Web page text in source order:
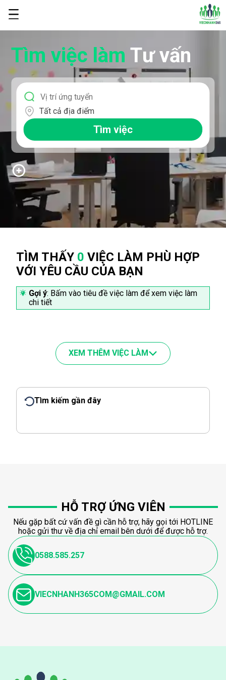
Tìm việc làmTư vấn
Tất cả địa điểm
Tìm việc
TÌM THẤY 0 VIỆC LÀM PHÙ HỢP
VỚI YÊU CẦU CỦA BẠN
Gợi ý: Bấm vào tiêu đề việc làm để xem việc làm
chi tiết
XEM THÊM VIỆC LÀM
Tìm kiếm gần đây
HỖ TRỢ ỨNG VIÊN
Nếu gặp bất cứ vấn đề gì cần hỗ trợ, hãy gọi tới HOTLINE
hoặc gửi thư về địa chỉ email bên dưới để được hỗ trợ.
0588.585.257
VIECNHANH365COM@GMAIL.COM